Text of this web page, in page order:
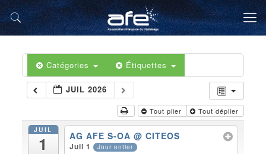
Catégories Étiquettes
JUIL 2026
Tout plier Tout déplier
JUIL
1 AG AFE S-OA@ CITEOS
Juil 1 Jour entier